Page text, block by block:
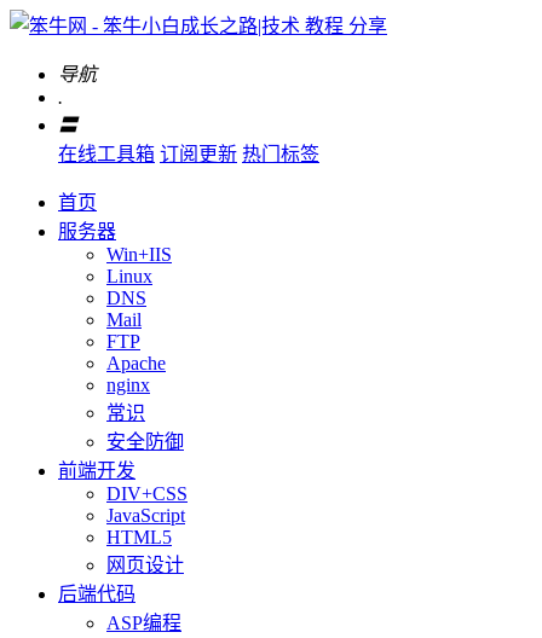
导航
.
〓
在线工具箱 订阅更新 热门标签
首页
服务器
Win+IIS
Linux
DNS
Mail
FTP
Apache
nginx
常识
安全防御
前端开发
DIV+CSS
JavaScript
HTML5
网页设计
后端代码
ASP编程